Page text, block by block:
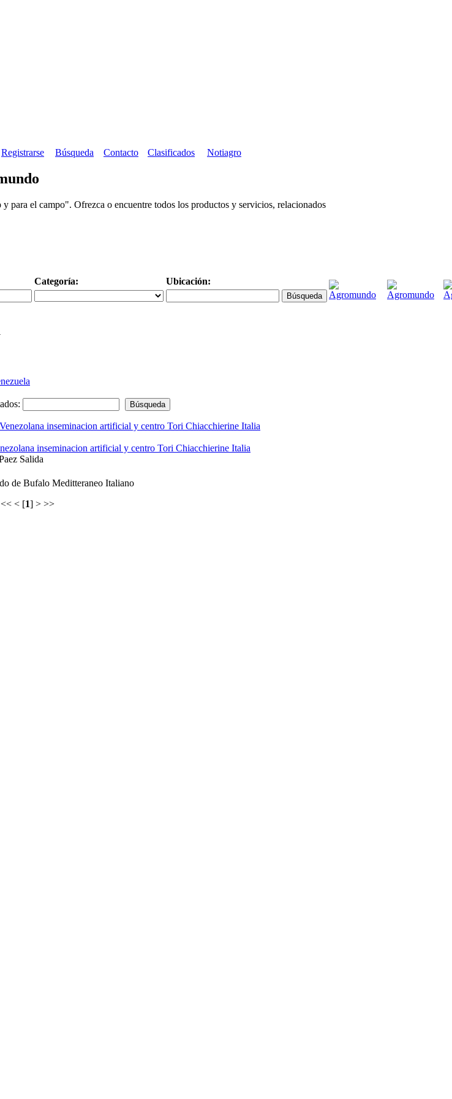
Registrarse Búsqueda Contacto Clasificados Notiagro
para el campo". Ofrezca o encuentre todos los productos y servicios, relacionados
Categoría: Ubicación:
inseminacion artificial y centro Tori Chiacchierine Italia
Salida
de Bufalo Meditteraneo Italiano
<< < [1] > >>